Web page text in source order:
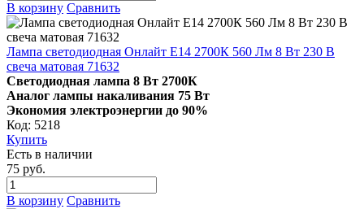
В корзину Сравнить
Лампа светодиодная Онлайт E14 2700К 560 Лм 8 Вт 230 В
свеча матовая 71632
Светодиодная лампа 8 Вт 2700К
Аналог лампы накаливания 75 Вт
Экономия электроэнергии до 90%
Код: 5218
Купить
Есть в наличии
75 руб.
В корзину Сравнить